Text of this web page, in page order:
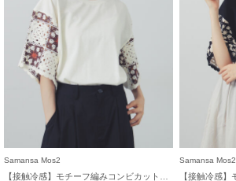
Samansa Mos2 Samansa Mos2